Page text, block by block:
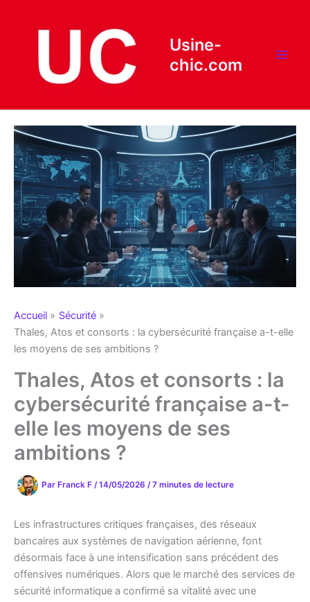
Usine-
chic.com
Accueil
Sécurité
Thales, Atos et consorts : la cybersécurité française a-t-elle
les moyens de ses ambitions ?
Thales, Atos et consorts : la
cybersécurité française a-t-
elle les moyens de ses
ambitions ?
Par Franck F /14/05/2026 /7 minutes de lecture
Les infrastructures critiques françaises, des réseaux
bancaires aux systèmes de navigation aérienne, font
désormais face à une intensification sans précédent des
offensives numériques. Alors que le marché des services de
sécurité informatique a confirmé sa vitalité avec une